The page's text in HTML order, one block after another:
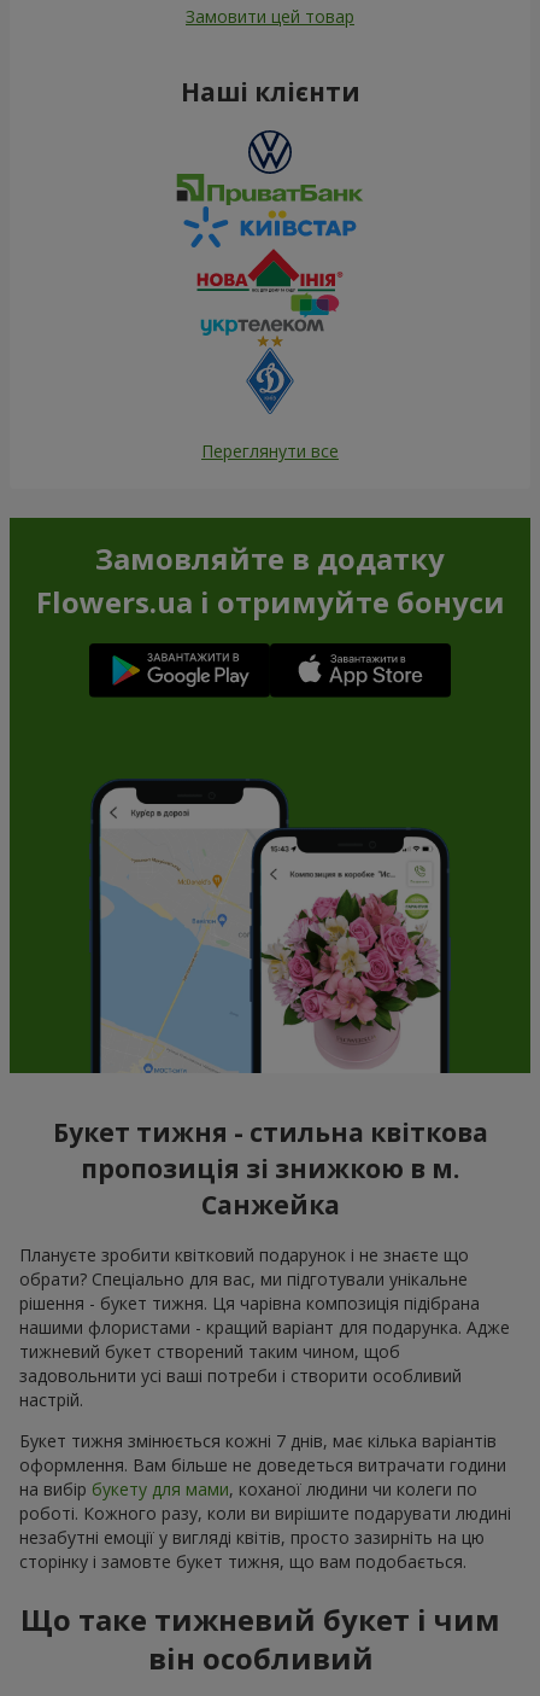
Замовити цей товар
Наші клієнти
Переглянути все
Замовляйте в додатку
Flowers.ua і отримуйте бонуси
Букет тижня - стильна квіткова
пропозиція зі знижкою в м.
Санжейка
Плануєте зробити квітковий подарунок і не знаєте що
обрати? Спеціально для вас, ми підготували унікальне
рішення - букет тижня. Ця чарівна композиція підібрана
нашими флористами - кращий варіант для подарунка. Адже
тижневий букет створений таким чином, щоб
задовольнити усі ваші потреби і створити особливий
настрій.
Букет тижня змінюється кожні 7 днів, має кілька варіантів
оформлення. Вам більше не доведеться витрачати години
на вибір букету для мами, коханої людини чи колеги по
роботі. Кожного разу, коли ви вирішите подарувати людині
незабутні емоції у вигляді квітів, просто зазирніть на цю
сторінку і замовте букет тижня, що вам подобається.
Що таке тижневий букет і чим
він особливий